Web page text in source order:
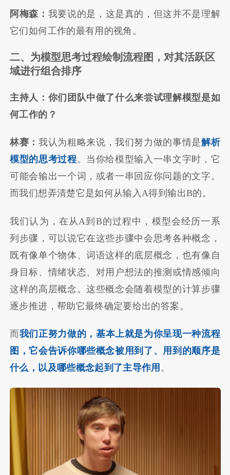
阿梅森： 我要说的是，这是真的，但这并不是理解
它们如何工作的最有用的视角。
二、为模型思考过程绘制流程图，对其活跃区
域进行组合排序
主持人：你们团队中做了什么来尝试理解模型是如
何工作的？
林赛：我认为粗略来说，我们努力做的事情是解析
模型的思考过程。当你给模型输入一串文字时，它
可能会输出一个词，或者一串回应你问题的文字。
而我们想弄清楚它是如何从输入A得到输出B的。
我们认为，在从A到B的过程中，模型会经历一系
列步骤，可以说它在这些步骤中会思考各种概念，
既有像单个物体、词语这样的底层概念，也有像自
身目标、情绪状态、对用户想法的推测或情感倾向
这样的高层概念。这些概念会随着模型的计算步骤
逐步推进，帮助它最终确定要给出的答案。
而我们正努力做的，基本上就是为你呈现一种流程
图，它会告诉你哪些概念被用到了、用到的顺序是
什么，以及哪些概念起到了主导作用 。